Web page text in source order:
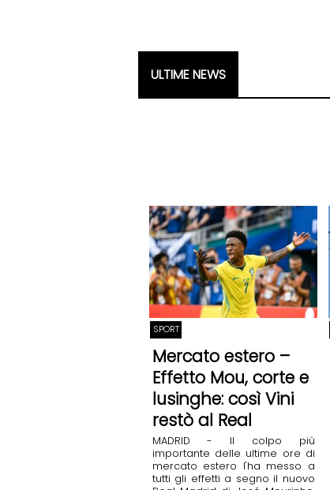
ULTIME NEWS
SPORT
Mercato estero –
Effetto Mou, corte e
lusinghe: così Vini
restò al Real
MADRID - Il colpo più
importante delle ultime ore di
mercato estero l'ha messo a
tutti gli effetti a segno il nuovo